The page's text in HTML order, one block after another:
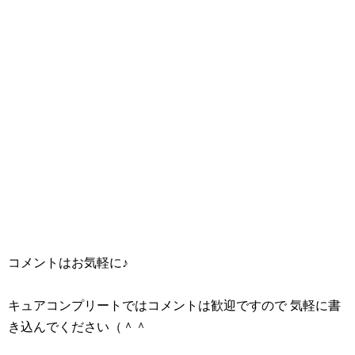
世界制服作戦 フレッシュプリキュア 桃園ラブ
posted withカエレバ
コメントはお気軽に♪
キュアコンプリートではコメントは歓迎ですので 気軽に書
き込んでください（＾＾